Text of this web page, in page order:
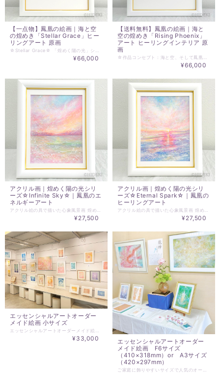
【一点物】鳳凰の絵画｜海と空
の煌めき「Stellar Grace」ヒー
リングアート 原画
¥66,000
【送料無料】鳳凰の絵画｜海と
空の煌めき「Rising Phoenix」
アート ヒーリングインテリア 原
画
¥66,000
アクリル画｜煌めく陽の光シリ
ーズ☆Infinite Sky☆｜鳳凰のエ
ネルギーアート
¥27,500
アクリル画｜煌めく陽の光シリ
ーズ☆Eternal Spark☆｜鳳凰の
ヒーリングアート
¥27,500
エッセンシャルアートオーダー
メイド絵画 小サイズ
¥33,000
エッセンシャルアートオーダー
メイド絵画 F6サイズ
（410×318mm）or A3サイズ
（420×297mm）